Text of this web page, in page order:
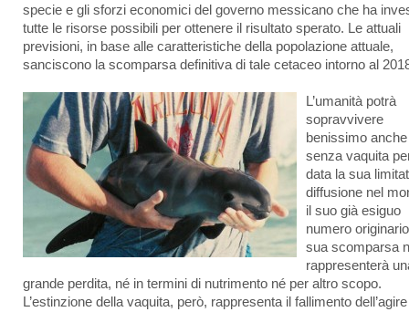
specie e gli sforzi economici del governo messicano che ha
tutte le risorse possibili per ottenere il risultato sperato. Le attuali
previsioni, in base alle caratteristiche della popolazione attuale,
sanciscono la scomparsa definitiva di tale cetaceo intorno al
L’umanità potrà
sopravvivere
benissimo anche
senza vaquita
data la sua
diffusione nel
il suo già esiguo
numero
sua scomparsa
rappresenterà
grande perdita, né in termini di nutrimento né per altro scopo.
L’estinzione della vaquita, però, rappresenta il fallimento dell’agire